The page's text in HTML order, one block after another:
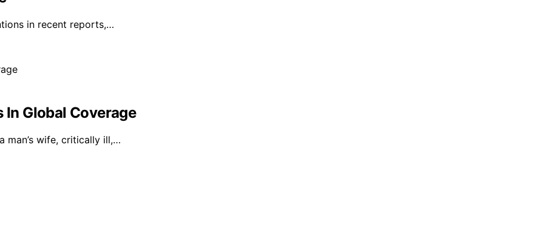
in recent reports,…
In Global Coverage
man’s wife, critically ill,…